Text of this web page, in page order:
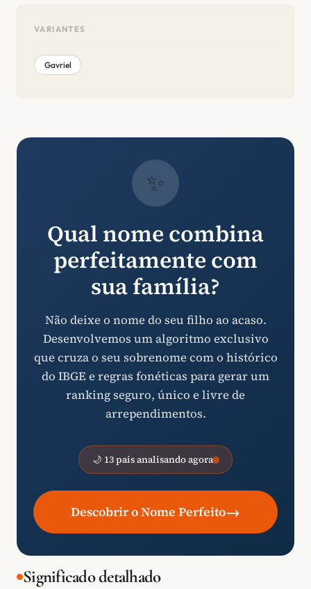
VARIANTES
Gavriel
✨
Qual nome combina
perfeitamente com
sua família?
Não deixe o nome do seu filho ao acaso.
Desenvolvemos um algoritmo exclusivo
que cruza o seu sobrenome com o histórico
do IBGE e regras fonéticas para gerar um
ranking seguro, único e livre de
arrependimentos.
🌙 13 pais analisando agora
Descobrir o Nome Perfeito→
Significado detalhado